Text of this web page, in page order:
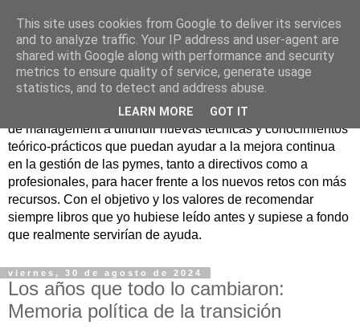
Nuevo Viernes - Nuevo
Libro
Nace con la misión de ayudar mediante la lectura de libros
de management a difundir nuevas técnicas y conocimientos
teórico-prácticos que puedan ayudar a la mejora continua
en la gestión de las pymes, tanto a directivos como a
profesionales, para hacer frente a los nuevos retos con más
recursos. Con el objetivo y los valores de recomendar
siempre libros que yo hubiese leído antes y supiese a fondo
que realmente servirían de ayuda.
viernes, 30 de agosto de 2024
Los años que todo lo cambiaron:
Memoria política de la transición
This site uses cookies from Google to deliver its services
and to analyze traffic. Your IP address and user-agent are
shared with Google along with performance and security
metrics to ensure quality of service, generate usage
statistics, and to detect and address abuse.
LEARN MORE GOT IT